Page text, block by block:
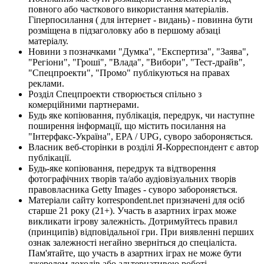
повного або часткового використання матеріалів.
Гіперпосилання ( для інтернет - видань) - повинна бути
розміщена в підзаголовку або в першому абзаці
матеріалу.
Новини з позначками "Думка", "Експертиза", "Заява",
"Регіони", "Гроші", "Влада", "Вибори", "Тест-драйв",
"Спецпроекти", "Промо" публікуються на правах
реклами.
Розділ Спецпроекти створюється спільно з
комерційними партнерами.
Будь яке копіювання, публікація, передрук, чи наступне
поширення інформації, що містить посилання на
"Інтерфакс-Україна", EPA / UPG, суворо забороняється.
Власник веб-сторінки в розділі Я-Корреспондент є автор
публікації.
Будь-яке копіювання, передрук та відтворення
фотографічних творів та/або аудіовізуальних творів
правовласника Getty Images - суворо забороняється.
Матеріали сайту korrespondent.net призначені для осіб
старше 21 року (21+). Участь в азартних іграх може
викликати ігрову залежність. Дотримуйтесь правил
(принципів) відповідальної гри. При виявленні перших
ознак залежності негайно зверніться до спеціаліста.
Пам'ятайте, що участь в азартних іграх не може бути